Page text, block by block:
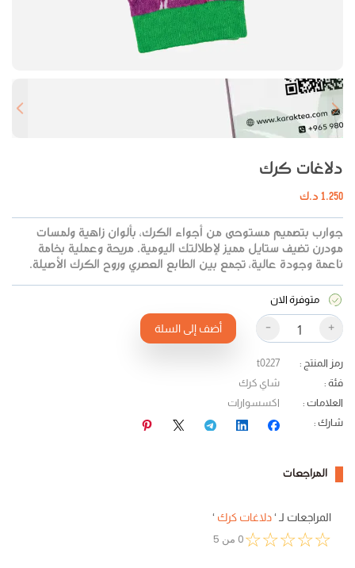
Next slide
دلاغات كرك
1.250د.ك
جوارب بتصميم مستوحى من أجواء الكرك، بألوان زاهية ولمسات
مودرن تضيف ستايل مميز لإطلالتك اليومية. مريحة وعملية بخامة
ناعمة وجودة عالية، تجمع بين الطابع العصري وروح الكرك الأصيلة.
متوفرة الان
- + أضف إلى السلة
رمز المنتج :
t0227
فئة :
شاي كرك
العلامات :
اكسسوارات
شارك :
المراجعات
المراجعات لـ ‘دلاغات كرك ‘
☆
☆
☆
☆
☆
0 من